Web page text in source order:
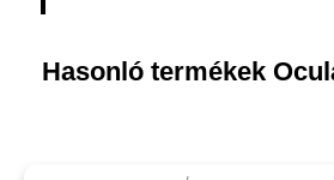
Hasonló termékek